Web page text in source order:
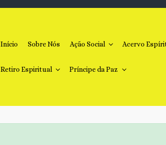
Início Sobre Nós Ação Social Acervo
Retiro Espiritual Príncipe da Paz